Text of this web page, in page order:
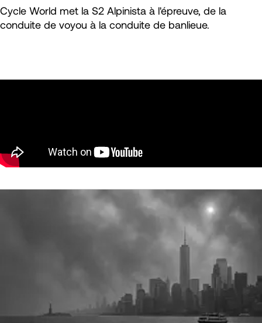
Cycle World met la S2 Alpinista à l'épreuve, de la
conduite de voyou à la conduite de banlieue.